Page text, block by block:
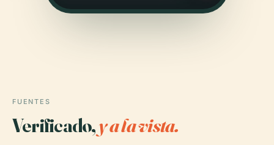
FUENTES
Verificado,y a la vista.